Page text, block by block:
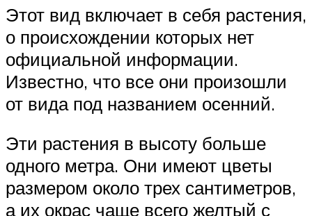
Этот вид включает в себя растения,
о происхождении которых нет
официальной информации.
Известно, что все они произошли
от вида под названием осенний.
Эти растения в высоту больше
одного метра. Они имеют цветы
размером около трех сантиметров,
а их окрас чаще всего желтый с